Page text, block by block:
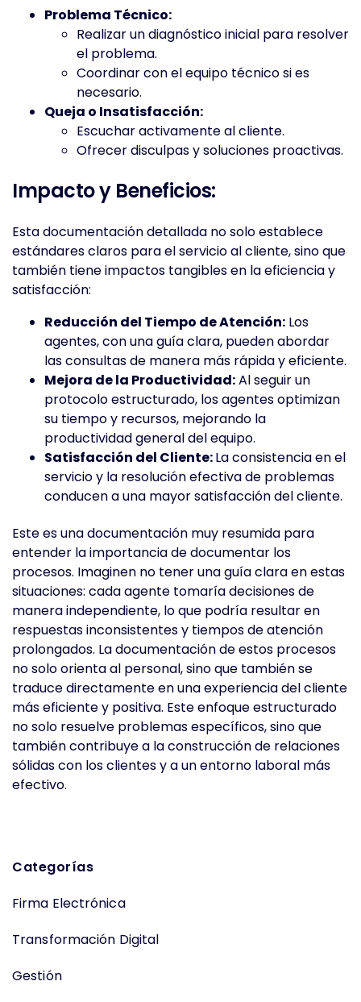
Problema Técnico:
Realizar un diagnóstico inicial para resolver
el problema.
Coordinar con el equipo técnico si es
necesario.
Queja o Insatisfacción:
Escuchar activamente al cliente.
Ofrecer disculpas y soluciones proactivas.
Impacto y Beneficios:
Esta documentación detallada no solo establece
estándares claros para el servicio al cliente, sino que
también tiene impactos tangibles en la eficiencia y
satisfacción:
Reducción del Tiempo de Atención: Los
agentes, con una guía clara, pueden abordar
las consultas de manera más rápida y eficiente.
Mejora de la Productividad:Al seguir un
protocolo estructurado, los agentes optimizan
su tiempo y recursos, mejorando la
productividad general del equipo.
Satisfacción del Cliente:La consistencia en el
servicio y la resolución efectiva de problemas
conducen a una mayor satisfacción del cliente.
Este es una documentación muy resumida para
entender la importancia de documentar los
procesos. Imaginen no tener una guía clara en estas
situaciones: cada agente tomaría decisiones de
manera independiente, lo que podría resultar en
respuestas inconsistentes y tiempos de atención
prolongados. La documentación de estos procesos
no solo orienta al personal, sino que también se
traduce directamente en una experiencia del cliente
más eficiente y positiva. Este enfoque estructurado
no solo resuelve problemas específicos, sino que
también contribuye a la construcción de relaciones
sólidas con los clientes y a un entorno laboral más
efectivo.
Categorías
Firma Electrónica
Transformación Digital
Gestión